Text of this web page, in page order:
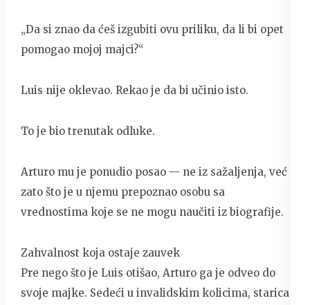
„Da si znao da ćeš izgubiti ovu priliku, da li bi opet
pomogao mojoj majci?“
Luis nije oklevao. Rekao je da bi učinio isto.
To je bio trenutak odluke.
Arturo mu je ponudio posao — ne iz sažaljenja, već
zato što je u njemu prepoznao osobu sa
vrednostima koje se ne mogu naučiti iz biografije.
Zahvalnost koja ostaje zauvek
Pre nego što je Luis otišao, Arturo ga je odveo do
svoje majke. Sedeći u invalidskim kolicima, starica